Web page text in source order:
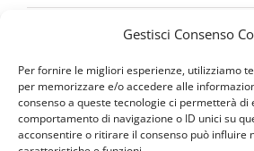
Gestisci Consenso
Per fornire le migliori esperienze, utilizziamo
per memorizzare e/o accedere alle
consenso a queste tecnologie ci permetterà di
comportamento di navigazione o ID unici su
acconsentire o ritirare il consenso può influire
FOLLOW THE PINK: SOSTIENI
AL VIA IL PROGETTO CON
LANA ED ESAUSTO DI
ORGANICO AMMESSO IN